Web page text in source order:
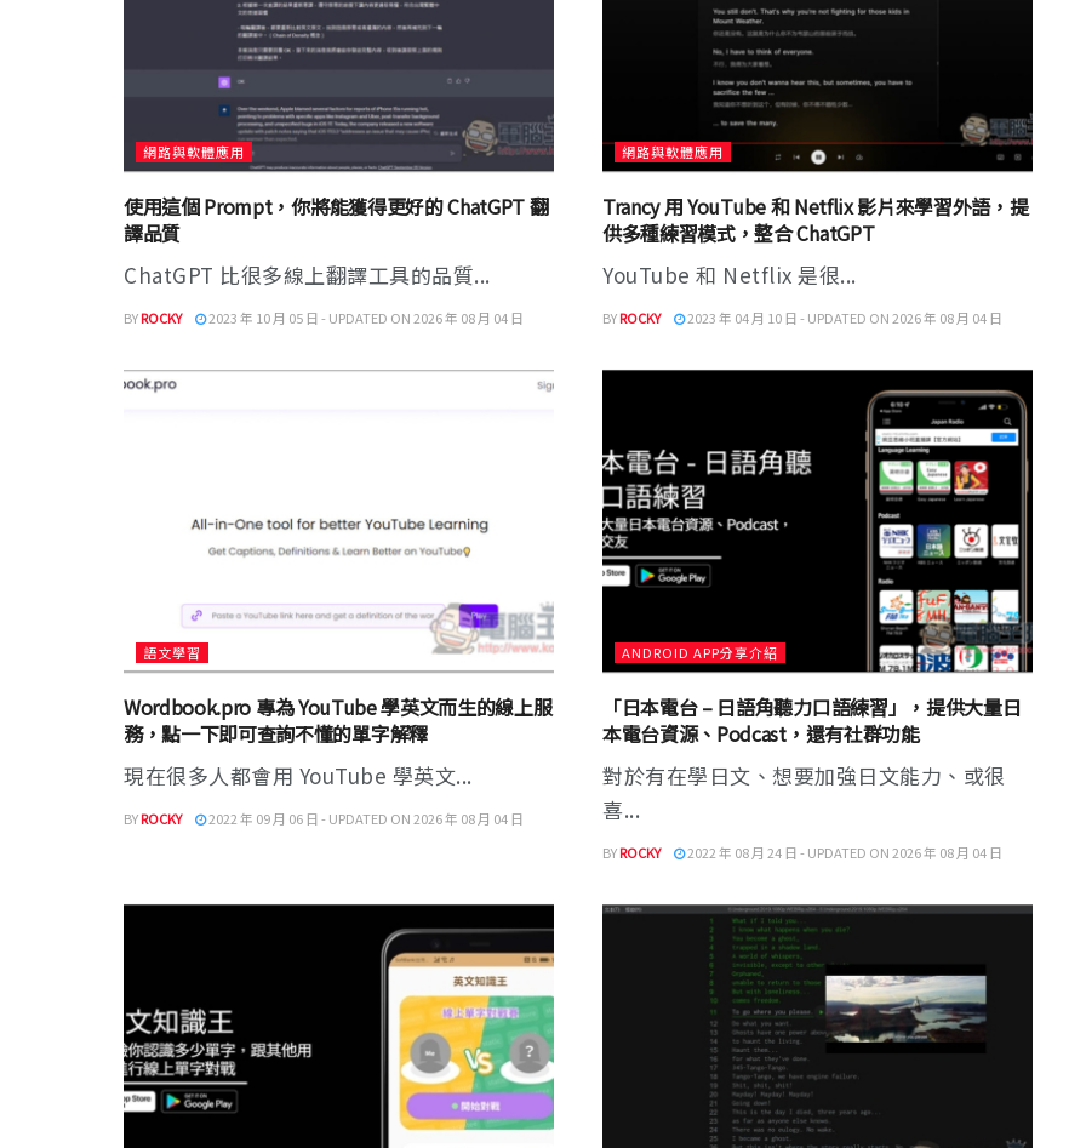
網路與軟體應用
使用這個 Prompt，你將能獲得更好的 ChatGPT 翻
譯品質
ChatGPT 比很多線上翻譯工具的品質...
BYROCKY 2023 年 10 月 05 日 - UPDATED ON 2026 年 08 月 04 日
網路與軟體應用
Trancy 用 YouTube 和 Netflix 影片來學習外語，提
供多種練習模式，整合 ChatGPT
YouTube 和 Netflix 是很...
BYROCKY 2023 年 04 月 10 日 - UPDATED ON 2026 年 08 月 04 日
語文學習
Wordbook.pro 專為 YouTube 學英文而生的線上服
務，點一下即可查詢不懂的單字解釋
現在很多人都會用 YouTube 學英文...
BYROCKY 2022 年 09 月 06 日 - UPDATED ON 2026 年 08 月 04 日
ANDROID APP分享介紹
「日本電台 – 日語角聽力口語練習」，提供大量日
本電台資源、Podcast，還有社群功能
對於有在學日文、想要加強日文能力、或很
喜...
BYROCKY 2022 年 08 月 24 日 - UPDATED ON 2026 年 08 月 04 日